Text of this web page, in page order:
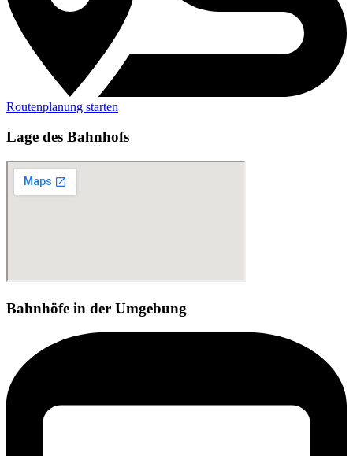
Routenplanung starten
Lage des Bahnhofs
Bahnhöfe in der Umgebung